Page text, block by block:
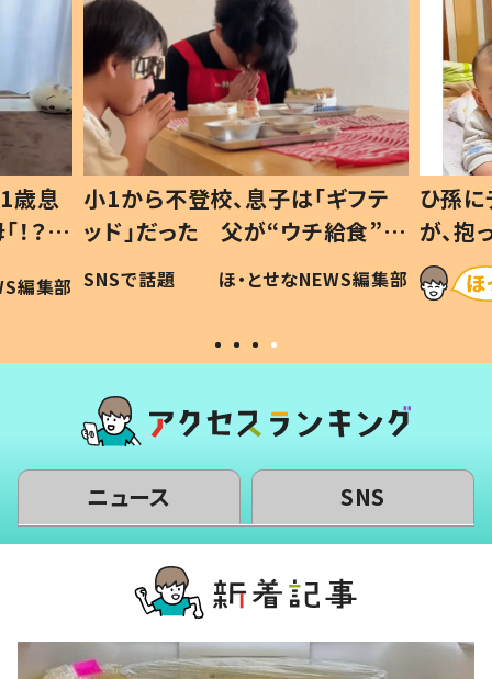
歳息
？」
編集部
小1から不登校、息子は「ギフテ
ッド」だった 父が“ウチ給食”を
作り続ける理由とは #令和の親
#令和の子
SNSで話題 ほ・とせなNEWS編集部
ひ孫
が、
「涙が
い」
ニュース SNS